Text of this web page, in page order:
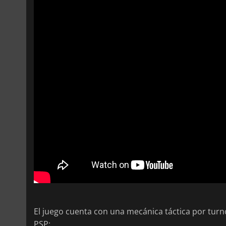
El juego cuenta con una mecánica táctica por